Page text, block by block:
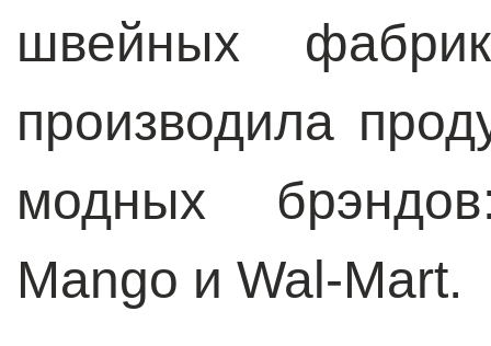
швейных
производила
модных
Mango и Wal-Mart.